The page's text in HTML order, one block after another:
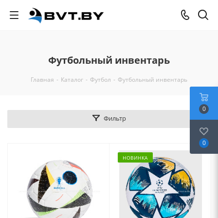
Футбольный инвентарь
Главная - Каталог - Футбол - Футбольный инвентарь
Фильтр
НОВИНКА
0
0